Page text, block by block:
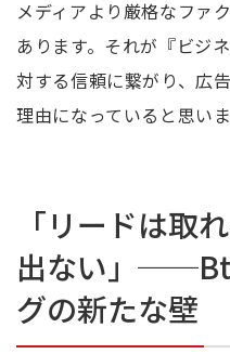
メディアより厳格なファ
あります。それが『ビジ
対する信頼に繋がり、広
理由になっていると思いま
「リードは取
出ない」
グの新たな壁